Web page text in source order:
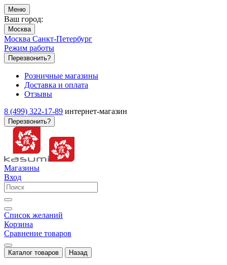
Меню
Ваш город:
Москва
Москва Санкт-Петербург
Режим работы
Перезвонить?
Розничные магазины
Доставка и оплата
Отзывы
8 (499) 322-17-89 интернет-магазин
Перезвонить?
Магазины
Вход
Список желаний
Корзина
Сравнение товаров
Каталог товаров Назад